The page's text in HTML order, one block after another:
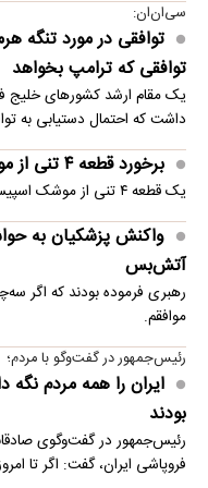
سی‌ان‌ان:
توافقی در مورد تنگه
توافقی که ترامپ بخواهد
یک مقام ارشد کشورهای خلیج
داشت که احتمال دستیابی به توافق
برخورد قطعه ۴ تنی از موشک اسپیس ایکس به ماه
یک قطعه ۴ تنی از موشک اسپیس ایکس به طور غیر عمد به ماه برخورد کرد.
واکنش پزشکیان به
آتش‌بس
رهبری فرموده بودند که اگر
موافقم.
رئیس‌جمهور در گفت‌وگو با مردم؛
ایران را همه مردم
بودند
رئیس‌جمهور در گفت‌وگوی
فروپاشی ایران، گفت: اگر تا